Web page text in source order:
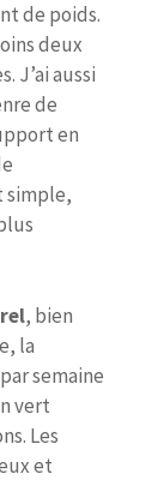
de poids.
deux
J’ai aussi
de
en
simple,
, bien
la
semaine
vert
Les
et